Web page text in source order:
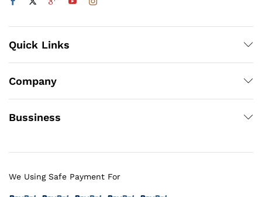
Quick Links
Company
Bussiness
We Using Safe Payment For